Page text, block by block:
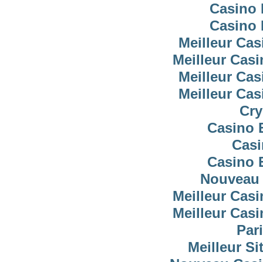
Casino
Casino
Meilleur
Meilleur
Meilleur
Meilleur
Casino
Casino
Meilleur
Meilleur
Meilleur